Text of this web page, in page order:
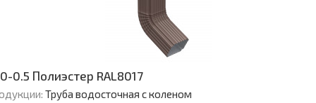
0.5 Полиэстер RAL8017
Труба водосточная с коленом